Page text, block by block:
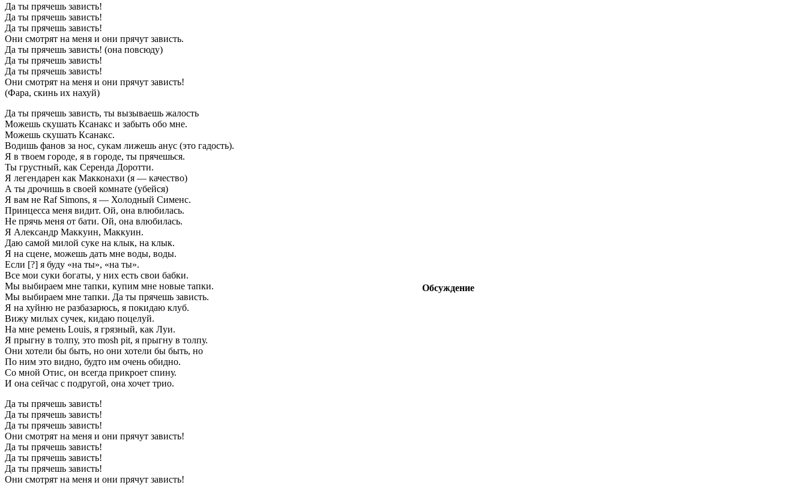
Да ты прячешь зависть!
Да ты прячешь зависть!
Да ты прячешь зависть!
Они смотрят на меня и они прячут зависть.
Да ты прячешь зависть! (она повсюду)
Да ты прячешь зависть!
Да ты прячешь зависть!
Они смотрят на меня и они прячут зависть!
(Фара, скинь их нахуй)
Да ты прячешь зависть, ты вызываешь жалость
Можешь скушать Ксанакс и забыть обо мне.
Можешь скушать Ксанакс.
Водишь фанов за нос, сукам лижешь анус (это гадость).
Я в твоем городе, я в городе, ты прячешься.
Ты грустный, как Серенда Доротти.
Я легендарен как Макконахи (я — качество)
А ты дрочишь в своей комнате (убейся)
Я вам не Raf Simons, я — Холодный Сименс.
Принцесса меня видит. Ой, она влюбилась.
Не прячь меня от бати. Ой, она влюбилась.
Я Александр Маккуин, Маккуин.
Даю самой милой суке на клык, на клык.
Я на сцене, можешь дать мне воды, воды.
Если [?] я буду «на ты», «на ты».
Все мои суки богаты, у них есть свои бабки.
Мы выбираем мне тапки, купим мне новые тапки.
Мы выбираем мне тапки. Да ты прячешь зависть.
Я на хуйню не разбазарюсь, я покидаю клуб.
Вижу милых сучек, кидаю поцелуй.
На мне ремень Louis, я грязный, как Луи.
Я прыгну в толпу, это mosh pit, я прыгну в толпу.
Они хотели бы быть, но они хотели бы быть, но
По ним это видно, будто им очень обидно.
Со мной Отис, он всегда прикроет спину.
И она сейчас с подругой, она хочет трио.
Да ты прячешь зависть!
Да ты прячешь зависть!
Да ты прячешь зависть!
Они смотрят на меня и они прячут зависть!
Да ты прячешь зависть!
Да ты прячешь зависть!
Да ты прячешь зависть!
Они смотрят на меня и они прячут зависть!
Обсуждение